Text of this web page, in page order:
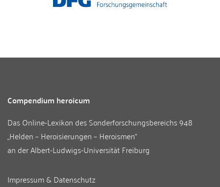
Compendium heroicum
Das Online-Lexikon desSonderforschungsbereichs 948
„Helden – Heroisierungen – Heroismen“
an derAlbert-Ludwigs-Universität Freiburg
Impressum & Datenschutz